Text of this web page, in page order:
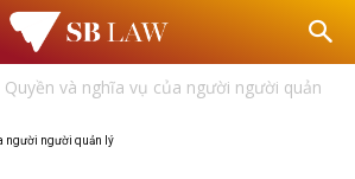
Quyền và nghĩa vụ của người người quản
người người quản lý